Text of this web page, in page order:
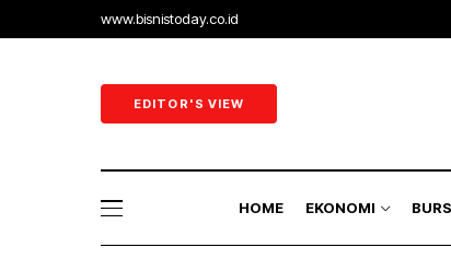
www.bisnistoday.co.id
EDITOR'S VIEW
HOME EKONOMI